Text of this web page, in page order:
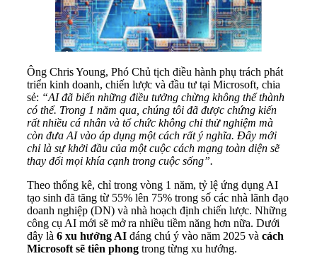
Ông Chris Young, Phó Chủ tịch điều hành phụ trách phát
triển kinh doanh, chiến lược và đầu tư tại Microsoft, chia
sẻ: “AI đã biến những điều tưởng chừng không thể thành
có thể. Trong 1 năm qua, chúng tôi đã được chứng kiến
rất nhiều cá nhân và tổ chức không chỉ thử nghiệm mà
còn đưa AIvào áp dụng một cách rấtý nghĩa. Đây mới
chỉ là sựkhởi đầu của một cuộc cách mạng toàn diện sẽ
thay đổi mọi khía cạnh trong cuộc sống”.
Theo thống kê, chỉ trong vòng 1 năm, tỷ lệ ứng dụng AI
tạo sinh đã tăng từ 55% lên 75% trong số các nhà lãnh đạo
doanh nghiệp (DN) và nhà hoạch định chiến lược. Những
công cụ AI mới sẽ mở ra nhiều tiềm năng hơn nữa. Dưới
đây là 6 xu hướng AI đáng chú ý vào năm 2025 và cách
Microsoft sẽ tiên phong trong từng xu hướng.